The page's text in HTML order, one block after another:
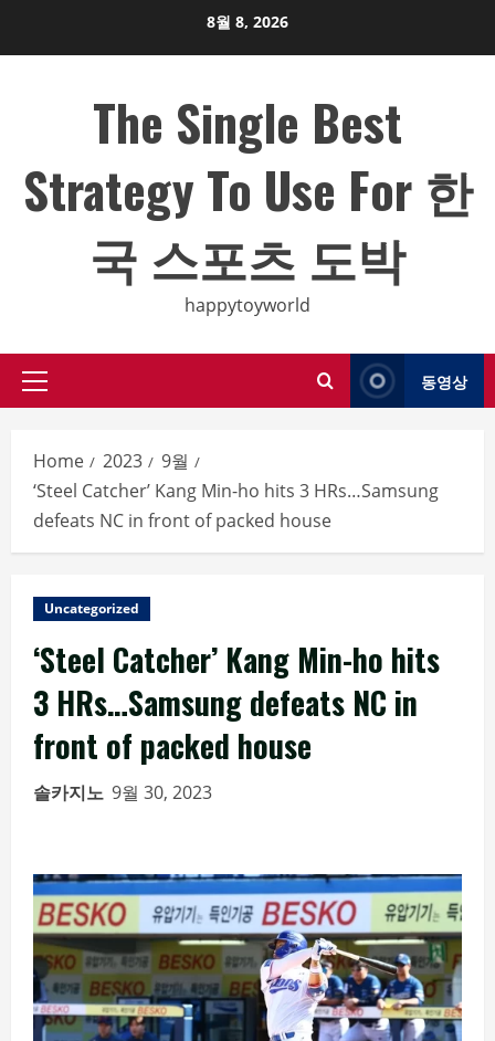
8월 8, 2026
The Single Best
Strategy To Use For 한
국 스포츠 도박
happytoyworld
Primary
동영상
Home 2023
9월
‘Steel Catcher’ Kang Min-ho hits 3 HRs…Samsung
defeats NC in front of packed house
Uncategorized
‘Steel Catcher’ Kang Min-ho hits
3 HRs…Samsung defeats NC in
front of packed house
솔카지노 9월 30, 2023